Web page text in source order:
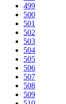
499
500
501
502
503
504
505
506
507
508
509